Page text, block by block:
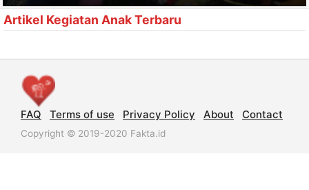
Artikel Kegiatan Anak Terbaru
FAQ Terms of use Privacy Policy About Contact
Copyright © 2019-2020 Fakta.id